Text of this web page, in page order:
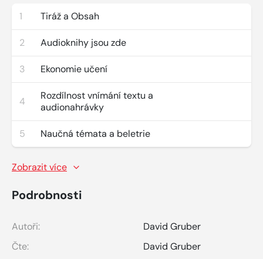
1 Tiráž a Obsah
2 Audioknihy jsou zde
3 Ekonomie učení
4
Rozdílnost vnímání textu a
audionahrávky
5 Naučná témata a beletrie
Zobrazit více
Podrobnosti
Autoři:
David Gruber
Čte:
David Gruber